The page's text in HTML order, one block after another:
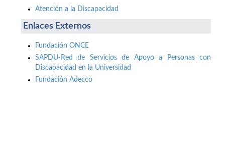
Atención a la Discapacidad
Enlaces Externos
Fundación ONCE
SAPDU-Red de Servicios de Apoyo a Personas con
Discapacidad en la Universidad
Fundación Adecco